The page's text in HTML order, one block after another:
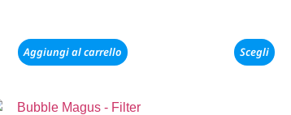
Aggiungi al carrello Scegli